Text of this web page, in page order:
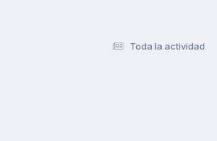
Toda la actividad